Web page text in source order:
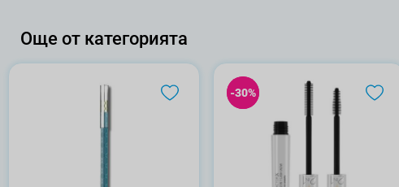
Още от категорията
-30%
-30%